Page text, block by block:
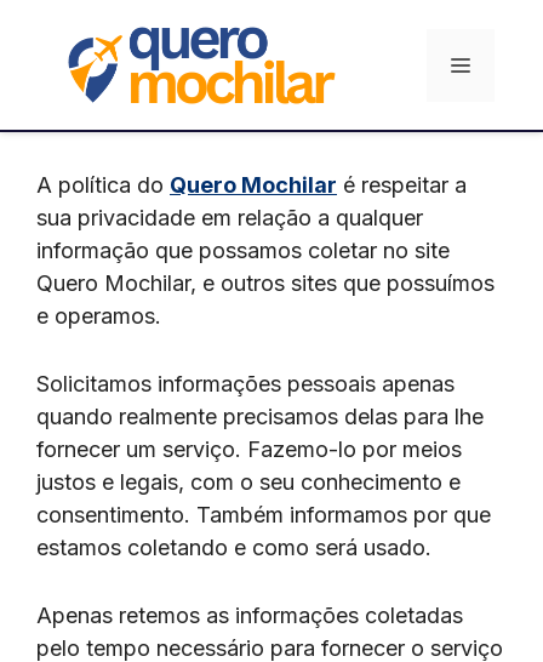
Menu
A política do Quero Mochilar é respeitar a
sua privacidade em relação a qualquer
informação que possamos coletar no site
Quero Mochilar, e outros sites que possuímos
e operamos.
Solicitamos informações pessoais apenas
quando realmente precisamos delas para lhe
fornecer um serviço. Fazemo-lo por meios
justos e legais, com o seu conhecimento e
consentimento. Também informamos por que
estamos coletando e como será usado.
Apenas retemos as informações coletadas
pelo tempo necessário para fornecer o serviço